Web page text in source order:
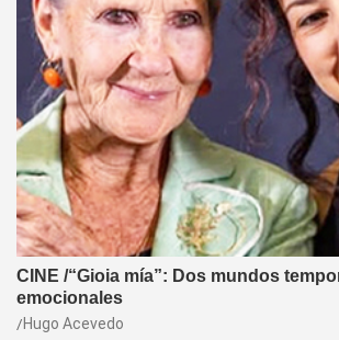
CINE /“Gioia mía”: Dos mundos
emocionales
Hugo Acevedo